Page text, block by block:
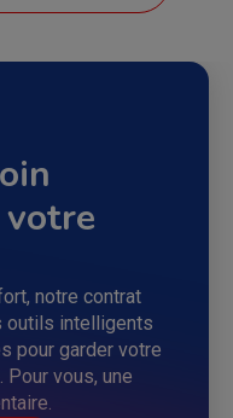
votre
notre contrat
outils intelligents
pour garder votre
vous, une